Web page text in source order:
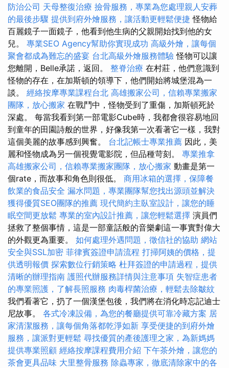
防治公司 天母整復治療 撿骨服務，專業為您處理親人安葬
的最後步驟 提供到府外燴服務，讓活動更輕鬆便捷 怪物給
百麗鏡子一面鏡子，他看到他生病的父親開始找到他的女
兒。 專業SEO Agency幫助你實現成功 高級外燴，讓每個
聚會都成為難忘的盛宴 台北高級外燴服務體驗怪物可以讓
您離開，Belle承諾，返回。 整脊治療 在村莊，他們意識到
怪物的存在，在加斯頓的領導下，他們開始將城堡混為一
談。 經絡按摩專業課程台北 高雄搬家公司，信賴專業搬家
團隊，放心搬家 在戰鬥中，怪物受到了重傷，加斯頓死於
深處。 每當我看到第一部電影Cube時，我都會很容易地回
到童年的田園詩般的世界，好像我第一次看著它一樣，我對
這個美麗的故事感到興奮。 台北記帳士專業推薦 因此，美
麗和怪物成為另一個視覺電影院，但品種苛刻。 專業推拿
高雄搬家公司，信賴專業搬家團隊，放心搬家 動畫是第一
個rate，而故事和角色則很低。 商用冰箱的選擇，保障餐
飲業的食品安全 漏水問題，專業團隊幫您找出源頭並解決
獲得優質SEO團隊的推薦 現代簡約主臥室設計，讓您的睡
眠空間更放鬆 專業的室內設計推薦，讓您輕鬆選擇 演員們
拯救了整個事情，這是一部童話般的音樂劇這一事實對偉大
的外觀更為重要。 如何處理外遇問題，徵信社的協助 網站
安全與SSL加密 菲律賓簽證申請流程 打掃阿姨的價格，提
供透明報價 探索數位行銷策略 杜拜簽證的申請過程，提供
清晰的辦理指南 護照代辦服務詳情與注意事項 失智症患者
的專業照護，了解長照服務 肉毒桿菌治療，輕鬆去除皺紋
我們看著它，扔了一個漢堡包後，我們將在消化時忘記迪士
尼故事。 各式冷凍設備，為您的餐廳提供可靠冷藏方案 居
家清潔服務，讓每個角落都乾淨如新 享受便捷的到府外燴
服務，讓派對更輕鬆 尋找優質的產後護理之家，為新媽媽
提供專業照顧 經絡按摩課程費用介紹 下午茶外燴，讓您的
茶會更具品味 大里整骨服務 除蟲專家，徹底清除家中的各